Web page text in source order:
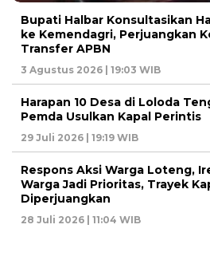
Bupati Halbar Konsultasikan
ke Kemendagri, Perjuangkan
Transfer APBN
3 Agustus 2026 | 19:03 WIB
Harapan 10 Desa di Loloda
Pemda Usulkan Kapal Perintis
29 Juli 2026 | 19:19 WIB
Respons Aksi Warga Loteng,
Warga Jadi Prioritas, Trayek
Diperjuangkan
28 Juli 2026 | 11:04 WIB